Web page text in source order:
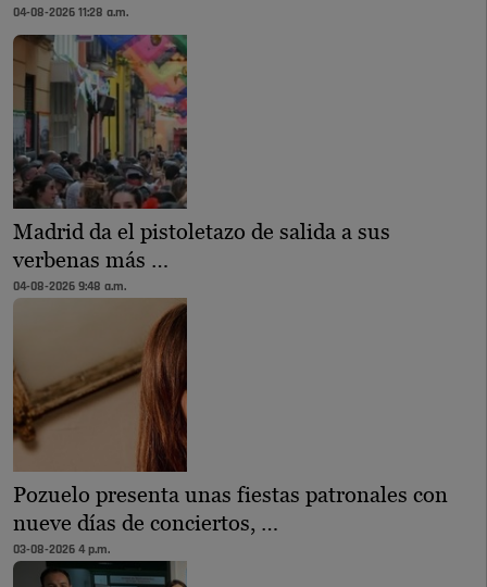
04-08-2026 11:28 a.m.
Madrid da el pistoletazo de salida a sus
verbenas más …
04-08-2026 9:48 a.m.
Pozuelo presenta unas fiestas patronales con
nueve días de conciertos, …
03-08-2026 4 p.m.